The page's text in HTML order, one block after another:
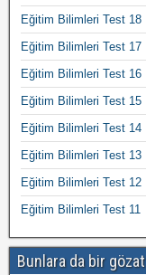
Eğitim Bilimleri Test 18
Eğitim Bilimleri Test 17
Eğitim Bilimleri Test 16
Eğitim Bilimleri Test 15
Eğitim Bilimleri Test 14
Eğitim Bilimleri Test 13
Eğitim Bilimleri Test 12
Eğitim Bilimleri Test 11
Bunlara da bir gözat